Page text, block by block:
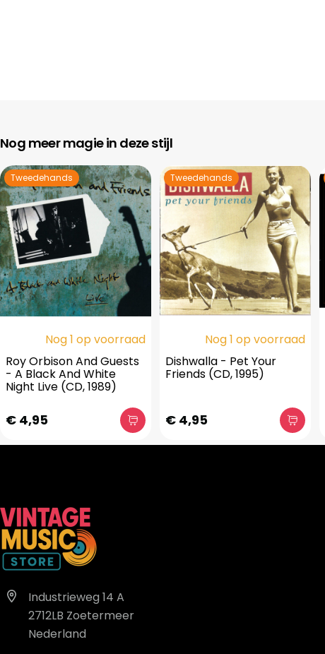
Nog meer magie in deze stijl
Tweedehands
Nog 1 op voorraad
Roy Orbison And Guests
- A Black And White
Night Live (CD, 1989)
€ 4,95
Tweedehands
Nog 1 op voorraad
Dishwalla - Pet Your
Friends (CD, 1995)
€ 4,95
Industrieweg 14 A
2712LB Zoetermeer
Nederland